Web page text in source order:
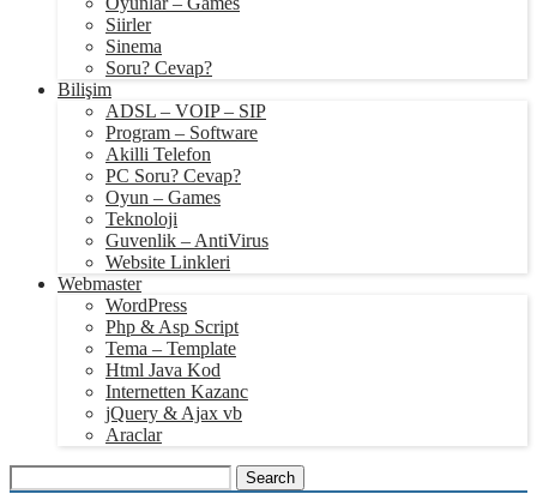
Siirler
Sinema
Soru? Cevap?
Bilişim
ADSL – VOIP – SIP
Program – Software
Akilli Telefon
PC Soru? Cevap?
Oyun – Games
Teknoloji
Guvenlik – AntiVirus
Website Linkleri
Webmaster
WordPress
Php & Asp Script
Tema – Template
Html Java Kod
Internetten Kazanc
jQuery & Ajax vb
Araclar